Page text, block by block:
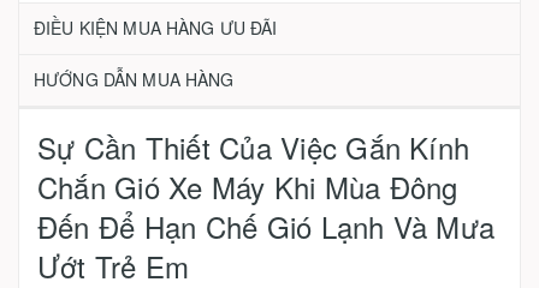
ĐIỀU KIỆN MUA HÀNG ƯU ĐÃI
HƯỚNG DẪN MUA HÀNG
Sự Cần Thiết Của Việc Gắn Kính
Chắn Gió Xe Máy Khi Mùa Đông
Đến Để Hạn Chế Gió Lạnh Và Mưa
Ướt Trẻ Em